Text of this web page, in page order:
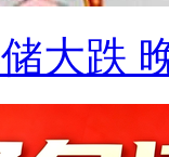
大跌